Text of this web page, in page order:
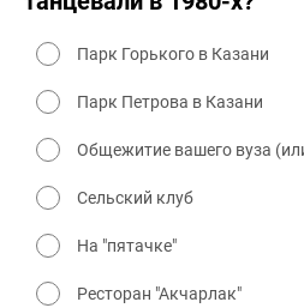
Парк Горького в Казани
Парк Петрова в Казани
Общежитие вашего вуза
Сельский клуб
На "пятачке"
Ресторан "Акчарлак"